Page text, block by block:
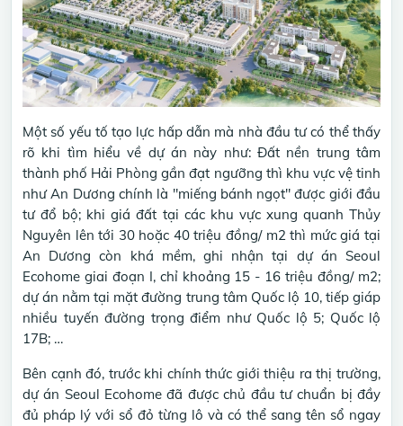
Một số yếu tố tạo lực hấp dẫn mà nhà đầu tư có thể thấy
rõ khi tìm hiểu về dự án này như: Đất nền trung tâm
thành phố Hải Phòng gần đạt ngưỡng thì khu vực vệ tinh
như An Dương chính là "miếng bánh ngọt" được giới đầu
tư đổ bộ; khi giá đất tại các khu vực xung quanh Thủy
Nguyên lên tới 30 hoặc 40 triệu đồng/ m2 thì mức giá tại
An Dương còn khá mềm, ghi nhận tại dự án Seoul
Ecohome giai đoạn I, chỉ khoảng 15 - 16 triệu đồng/ m2;
dự án nằm tại mặt đường trung tâm Quốc lộ 10, tiếp giáp
nhiều tuyến đường trọng điểm như Quốc lộ 5; Quốc lộ
17B; …
Bên cạnh đó, trước khi chính thức giới thiệu ra thị trường,
dự án Seoul Ecohome đã được chủ đầu tư chuẩn bị đầy
đủ pháp lý với sổ đỏ từng lô và có thể sang tên sổ ngay